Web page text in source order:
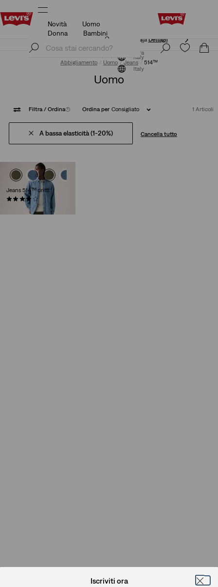
Politica di spedizione e resi Aggiornata
Iscriviti ora
Italy
Novità
Uomo
Donna
Bambini
Politica di spedizione e resi Aggiornata Dettagli
Iscriviti ora
Italy
Abbigliamento Uomo Jeans 514™
Uomo
Filtra/ Ordina(1) Ordina per Consigliato 1 Articoli
A bassa elasticità (1-20%) Cancella tutto
Jeans 514™ dritti
€ 130,00
Iscriviti ora